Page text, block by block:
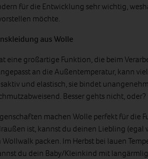
für die Entwicklung sehr wichtig,
möchte.
aus Wolle
eine großartige Funktion, die beim
an die Außentemperatur, kann
und elastisch, sie bindet
Besser gehts nicht, oder?
machen Wolle perfekt für die
ist, kannst du deinen Liebling
packen. Im Herbst bei lauen
du dein Baby/Kleinkind mit